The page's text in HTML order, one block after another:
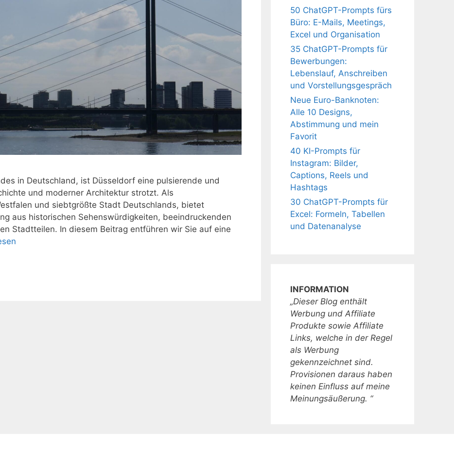
in Deutschland, ist Düsseldorf eine pulsierende und
und moderner Architektur strotzt. Als
und siebtgrößte Stadt Deutschlands, bietet
aus historischen Sehenswürdigkeiten, beeindruckenden
Stadtteilen. In diesem Beitrag entführen wir Sie auf eine
50 ChatGPT-Prompts fürs
Büro: E-Mails, Meetings,
Excel und Organisation
35 ChatGPT-Prompts für
Bewerbungen:
Lebenslauf, Anschreiben
und Vorstellungsgespräch
Neue Euro-Banknoten:
Alle 10 Designs,
Abstimmung und mein
Favorit
40 KI-Prompts für
Instagram: Bilder,
Captions, Reels und
Hashtags
30 ChatGPT-Prompts für
Excel: Formeln, Tabellen
und Datenanalyse
INFORMATION
„Dieser Blog enthält
Werbung und Affiliate
Produkte sowie Affiliate
Links, welche in der Regel
als Werbung
gekennzeichnet sind.
Provisionen daraus haben
keinen Einfluss auf meine
Meinungsäußerung. “